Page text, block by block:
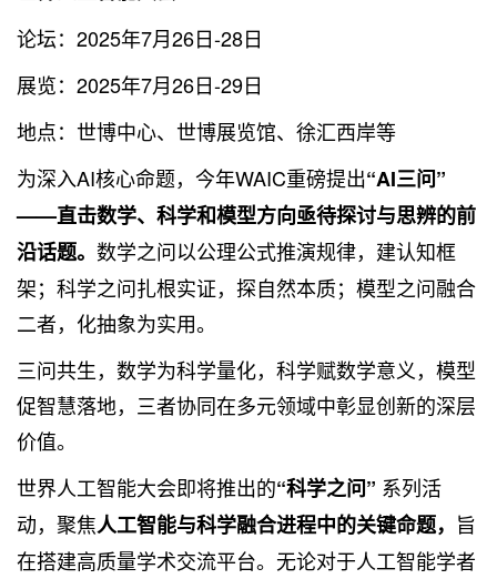
论坛：2025年7月26日-28日
展览：2025年7月26日-29日
地点：世博中心、世博展览馆、徐汇西岸等
为深入AI核心命题，今年WAIC重磅提出“AI三问”
——直击数学、科学和模型方向亟待探讨与思辨的前
沿话题。 数学之问以公理公式推演规律，建认知框
架；科学之问扎根实证，探自然本质；模型之问融合
二者，化抽象为实用。
三问共生，数学为科学量化，科学赋数学意义，模型
促智慧落地，三者协同在多元领域中彰显创新的深层
价值。
世界人工智能大会即将推出的“科学之问” 系列活
动，聚焦人工智能与科学融合进程中的关键命题， 旨
在搭建高质量学术交流平台。无论对于人工智能学者